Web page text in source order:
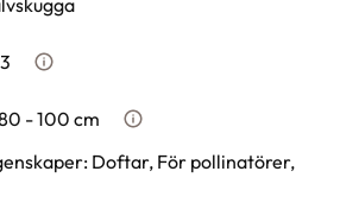
Vad är odlingszon?
- 100 cm Hur vi mäter leveranshöjd
: Doftar, För pollinatörer,